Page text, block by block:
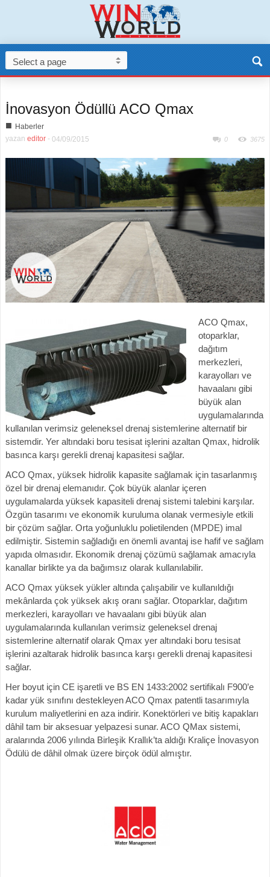
İnovasyon Ödüllü ACO Qmax
■ Haberler
yazan editor - 04/09/2015 0 3675
ACO Qmax,
otoparklar,
dağıtım
merkezleri,
karayolları ve
havaalanı gibi
büyük alan
uygulamalarında
kullanılan verimsiz geleneksel drenaj sistemlerine alternatif bir
sistemdir. Yer altındaki boru tesisat işlerini azaltan Qmax, hidrolik
basınca karşı gerekli drenaj kapasitesi sağlar.
ACO Qmax, yüksek hidrolik kapasite sağlamak için tasarlanmış
özel bir drenaj elemanıdır. Çok büyük alanlar içeren
uygulamalarda yüksek kapasiteli drenaj sistemi talebini karşılar.
Özgün tasarımı ve ekonomik kuruluma olanak vermesiyle etkili
bir çözüm sağlar. Orta yoğunluklu polietilenden (MPDE) imal
edilmiştir. Sistemin sağladığı en önemli avantaj ise hafif ve sağlam
yapıda olmasıdır. Ekonomik drenaj çözümü sağlamak amacıyla
kanallar birlikte ya da bağımsız olarak kullanılabilir.
ACO Qmax yüksek yükler altında çalışabilir ve kullanıldığı
mekânlarda çok yüksek akış oranı sağlar. Otoparklar, dağıtım
merkezleri, karayolları ve havaalanı gibi büyük alan
uygulamalarında kullanılan verimsiz geleneksel drenaj
sistemlerine alternatif olarak Qmax yer altındaki boru tesisat
işlerini azaltarak hidrolik basınca karşı gerekli drenaj kapasitesi
sağlar.
Her boyut için CE işaretli ve BS EN 1433:2002 sertifikalı F900’e
kadar yük sınıfını destekleyen ACO Qmax patentli tasarımıyla
kurulum maliyetlerini en aza indirir. Konektörleri ve bitiş kapakları
dâhil tam bir aksesuar yelpazesi sunar. ACO QMax sistemi,
aralarında 2006 yılında Birleşik Krallık’ta aldığı Kraliçe İnovasyon
Ödülü de dâhil olmak üzere birçok ödül almıştır.